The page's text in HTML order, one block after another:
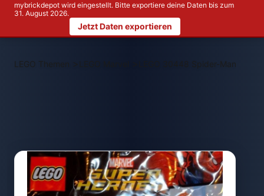
mybrickdepot wird eingestellt. Bitte exportiere deine Daten bis zum
31. August 2026.
Jetzt Daten exportieren
LEGO Themen > LEGO 30448 Spider-Man vs.